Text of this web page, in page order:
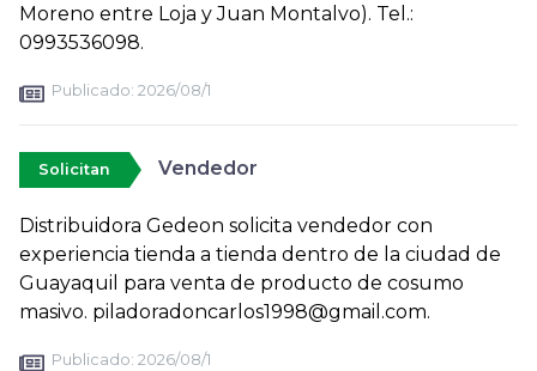
Moreno entre Loja y Juan Montalvo). Tel.:
0993536098.
Publicado: 2026/08/1
Solicitan Vendedor
Distribuidora Gedeon solicita vendedor con
experiencia tienda a tienda dentro de la ciudad de
Guayaquil para venta de producto de cosumo
masivo. piladoradoncarlos1998@gmail.com.
Publicado: 2026/08/1